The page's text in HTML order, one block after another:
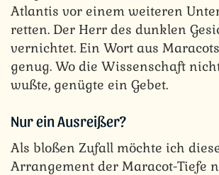
Atlantis vor einem weiteren
retten. Der Herr des dunklen
vernichtet. Ein Wort aus
genug. Wo die Wissenschaft
wußte, genügte ein Gebet.
Nur ein Ausreißer?
Als bloßen Zufall möchte ich
Arrangement der Maracot-Tiefe